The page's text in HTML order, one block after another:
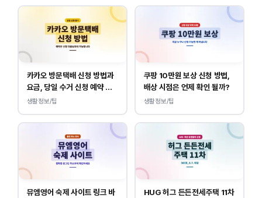
카카오 방문택배 신청 방법과
요금, 당일 수거 신청 예약 안
내
생활정보/팁
쿠팡 10만원 보상 신청 방법,
배상 시점은 언제 확인 될까?
생활정보/팁
뮤엠영어 숙제 사이트 링크 바
HUG 허그 든든전세주택 11차